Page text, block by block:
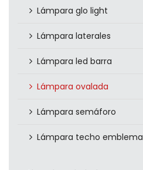
Lámpara glo light
Lámpara laterales
Lámpara led barra
Lámpara ovalada
Lámpara semáforo
Lámpara techo emblema